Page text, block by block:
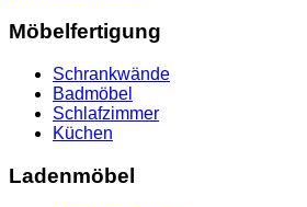
Möbelfertigung
Schrankwände
Badmöbel
Schlafzimmer
Küchen
Ladenmöbel